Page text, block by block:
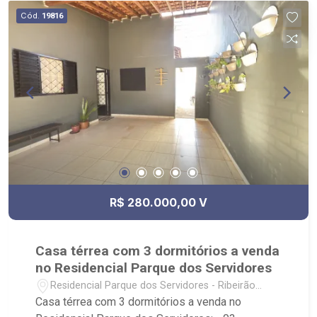
Puro Gelatto.
Cód. 19816
R$ 280.000,00 V
Casa térrea com 3 dormitórios a venda
no Residencial Parque dos Servidores
Residencial Parque dos Servidores - Ribeirão
Preto/SP
Casa térrea com 3 dormitórios a venda no